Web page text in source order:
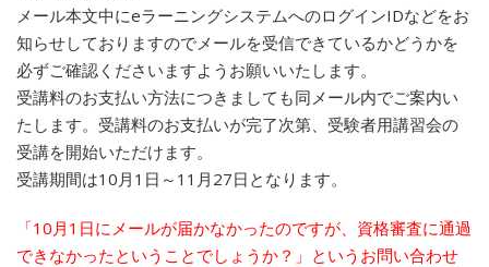
メール本文中にeラーニングシステムへのログインIDなどをお
知らせしておりますのでメールを受信できているかどうかを
必ずご確認くださいますようお願いいたします。
受講料のお支払い方法につきましても同メール内でご案内い
たします。受講料のお支払いが完了次第、受験者用講習会の
受講を開始いただけます。
受講期間は10月1日～11月27日となります。
「10月1日にメールが届かなかったのですが、資格審査に通過
できなかったということでしょうか？」というお問い合わせ